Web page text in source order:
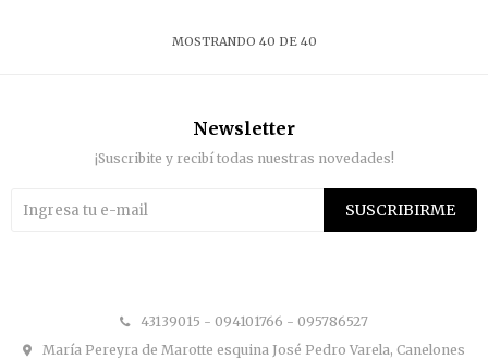
MOSTRANDO 40 DE 40
43139015 - 094101766 - 095786527
María Pereyra de Marotte esquina José Pedro Varela, Canelones
Newsletter
¡Suscribite y recibí todas nuestras novedades!
SUSCRIBIRME